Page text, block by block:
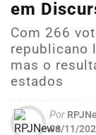
em
Com 266
republicano
mas o
estados
Por
06/11/